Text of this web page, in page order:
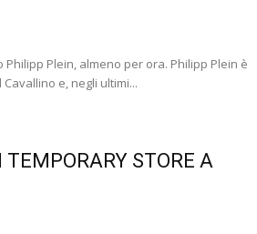
Plein, almeno per ora. Philipp Plein è
e, negli ultimi...
STORE A